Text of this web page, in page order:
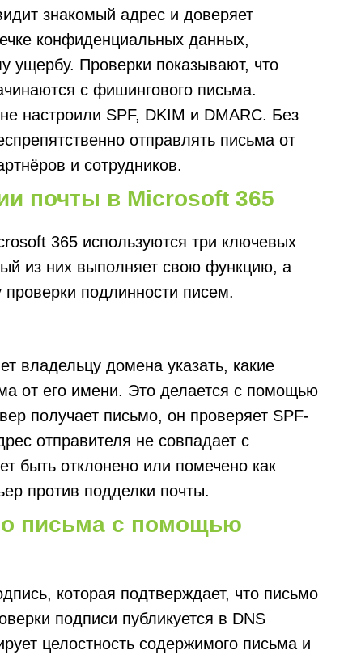
знакомый адрес и доверяет
конфиденциальных данных,
ущербу. Проверки показывают, что
с фишингового письма.
настроили SPF, DKIM и DMARC. Без
отправлять письма от
и сотрудников.
почты в Microsoft 365
365 используются три ключевых
из них выполняет свою функцию, а
подлинности писем.
владельцу домена указать, какие
от его имени. Это делается с помощью
получает письмо, он проверяет SPF-
отправителя не совпадает с
быть отклонено или помечено как
против подделки почты.
письма с помощью
которая подтверждает, что письмо
подписи публикуется в DNS
целостность содержимого письма и